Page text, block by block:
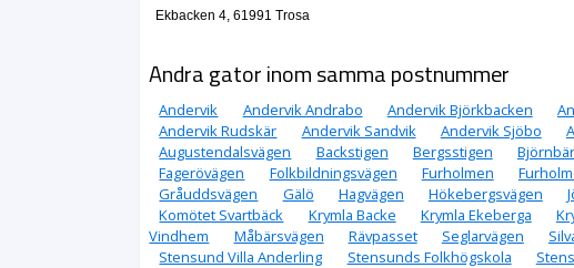
Ekbacken 4, 61991 Trosa
Andra gator inom samma postnummer
Andervik Andervik Andrabo Andervik Björkbacken
Andervik Rudskär
Andervik Sandvik Andervik Sjöbo
Augustendalsvägen
Backstigen Bergsstigen
Fagerövägen
Folkbildningsvägen Furholmen
Gråuddsvägen
Gälö Hagvägen Hökebergsvägen
Komötet Svartbäck
Krymla Backe Krymla Ekeberga
Vindhem
Måbärsvägen Rävpasset Seglarvägen
Stensund Villa Anderling
Stensunds Folkhögskola